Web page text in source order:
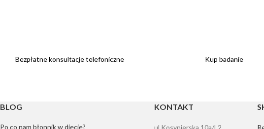
Bezpłatne konsultacje telefoniczne Kup badanie
BLOG
Po co nam błonnik w diecie?
KONTAKT
ul Kosynierska 10a/L2